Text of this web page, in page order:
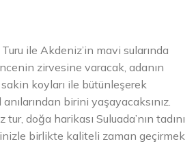
ile Akdeniz’in mavi sularında
zirvesine varacak, adanın
koyları ile bütünleşerek
anılarından birini yaşayacaksınız.
doğa harikası Suluada’nın tadını
birlikte kaliteli zaman geçirmek